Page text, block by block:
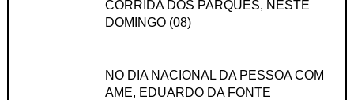
CORRIDA DOS PARQUES, NESTE
DOMINGO (08)
NO DIA NACIONAL DA PESSOA COM
AME, EDUARDO DA FONTE